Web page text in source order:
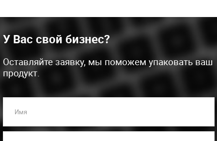
У Вас свой бизнес?
Оставляйте заявку, мы поможем упаковать ваш
продукт.
Имя